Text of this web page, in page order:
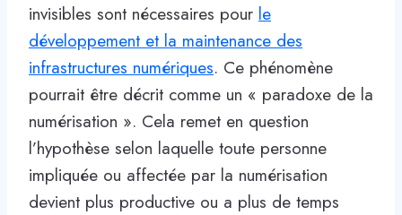
invisibles sont nécessaires pour le
développement et la maintenance des
infrastructures numériques. Ce phénomène
pourrait être décrit comme un « paradoxe de la
numérisation ». Cela remet en question
l’hypothèse selon laquelle toute personne
impliquée ou affectée par la numérisation
devient plus productive ou a plus de temps